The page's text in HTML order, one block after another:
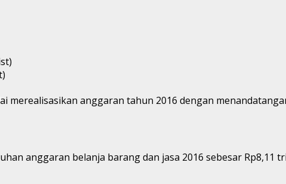
merealisasikan anggaran tahun 2016 dengan
anggaran belanja barang dan jasa 2016 sebesar Rp8,11